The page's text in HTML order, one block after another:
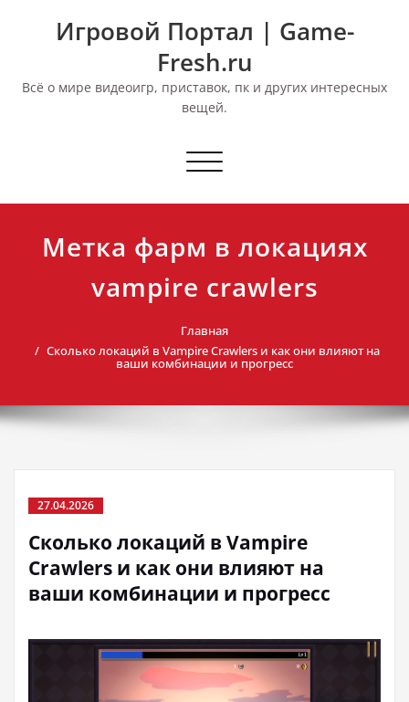
Игровой Портал | Game-
Fresh.ru
Всё о мире видеоигр, приставок, пк и других интересных
вещей.
Переключить
Метка фарм в локациях
vampire crawlers
Главная
Сколько локаций в Vampire Crawlers и как они влияют на
ваши комбинации и прогресс
27.04.2026
Сколько локаций в Vampire
Crawlers и как они влияют на
ваши комбинации и прогресс